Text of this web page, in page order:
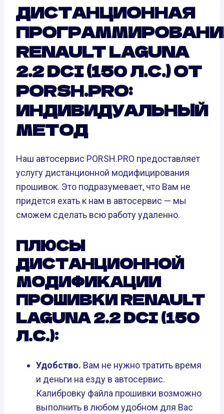
ДИСТАНЦИОННАЯ
RENAULT LAGUNA
2.2 DCI (150 Л.С.) ОТ
PORSH.PRO:
ИНДИВИДУАЛЬНЫЙ
МЕТОД
Наш автосервис PORSH.PRO предоставляет
услугу дистанционной модифицирования
прошивок. Это подразумевает, что Вам не
придется ехать к нам в автосервис — мы
сможем сделать всю работу удаленно.
ПЛЮСЫ
ДИСТАНЦИОННОЙ
МОДИФИКАЦИИ
ПРОШИВКИ RENAULT
LAGUNA 2.2 DCI (150
Л.С.):
Удобство. Вам не нужно тратить время
и деньги на езду в автосервис.
Калибровку файла прошивки возможно
выполнить в любом удобном для Вас